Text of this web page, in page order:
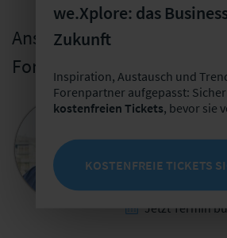
Ansprechpartner für die
Forenpartnerschaft
Bastian
Jetzt Termin
we.Xplore: das
Zukunft
Inspiration, Austausch und
Forenpartner aufgepasst:
kostenfreien Tickets, bevor sie
KOSTENFREIE TICKETS